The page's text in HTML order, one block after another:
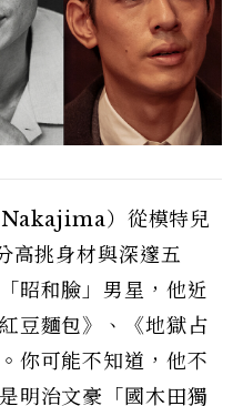
）從模特兒
高挑身材與深邃五
昭和臉」男星，他近
豆麵包》、《地獄占
你可能不知道，他不
明治文豪「國木田獨